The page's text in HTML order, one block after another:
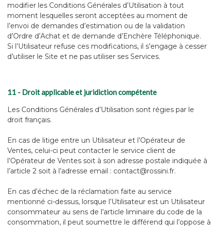
modifier les Conditions Générales d’Utilisation à tout
moment lesquelles seront acceptées au moment de
l’envoi de demandes d’estimation ou de la validation
d’Ordre d’Achat et de demande d’Enchère Téléphonique.
Si l’Utilisateur refuse ces modifications, il s’engage à cesser
d’utiliser le Site et ne pas utiliser ses Services.
11 - Droit applicable et juridiction compétente
Les Conditions Générales d’Utilisation sont régies par le
droit français.
En cas de litige entre un Utilisateur et l’Opérateur de
Ventes, celui-ci peut contacter le service client de
l’Opérateur de Ventes soit à son adresse postale indiquée à
l’article 2 soit à l’adresse email : contact@rossini.fr.
En cas d’échec de la réclamation faite au service
mentionné ci-dessus, lorsque l’Utilisateur est un Utilisateur
consommateur au sens de l’article liminaire du code de la
consommation, il peut soumettre le différend qui l’oppose à